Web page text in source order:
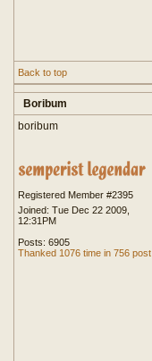
Back to top
Boribum
boribum
Registered Member #2395
Joined: Tue Dec 22 2009,
12:31PM
Posts: 6905
Thanked 1076 time in 756 post